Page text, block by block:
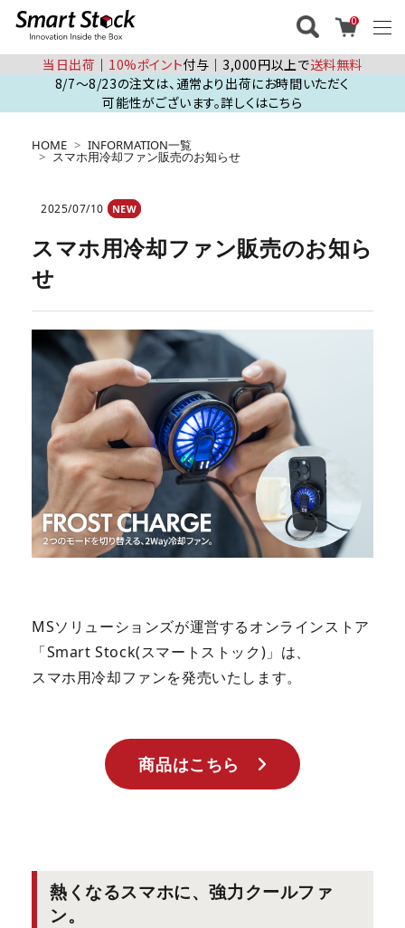
0
当日出荷 │ 10%ポイント付与│3,000円以上で送料無料
8/7～8/23の注文は、通常より出荷にお時間いただく
可能性がございます。詳しくはこちら
HOME INFORMATION一覧
スマホ用冷却ファン販売のお知らせ
2025/07/10 NEW
スマホ用冷却ファン販売のお知ら
せ
MSソリューションズが運営するオンラインストア
「Smart Stock(スマートストック)」は、
スマホ用冷却ファンを発売いたします。
商品はこちら
熱くなるスマホに、強力クールファ
ン。